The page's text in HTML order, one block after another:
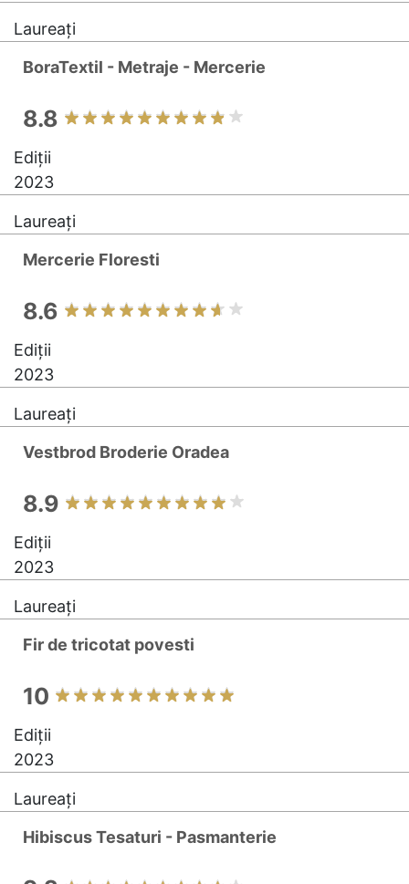
Laureați
BoraTextil - Metraje - Mercerie
8.8
Ediții
2023
Laureați
Mercerie Floresti
8.6
Ediții
2023
Laureați
Vestbrod Broderie Oradea
8.9
Ediții
2023
Laureați
Fir de tricotat povesti
10
Ediții
2023
Laureați
Hibiscus Tesaturi - Pasmanterie